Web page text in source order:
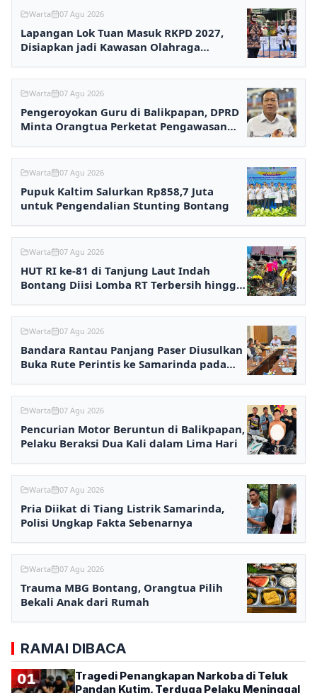
Warta 07 Agu 2026
Lapangan Lok Tuan Masuk RKPD 2027,
Disiapkan jadi Kawasan Olahraga
Warta 07 Agu 2026
Pengeroyokan Guru di Balikpapan, DPRD
Minta Orangtua Perketat Pengawasan
Warta 07 Agu 2026
Pupuk Kaltim Salurkan Rp858,7 Juta
untuk Pengendalian Stunting Bontang
Warta 07 Agu 2026
HUT RI ke-81 di Tanjung Laut Indah
Bontang Diisi Lomba RT Terbersih hingga
Warta 07 Agu 2026
Bandara Rantau Panjang Paser Diusulkan
Buka Rute Perintis ke Samarinda pada
Warta 07 Agu 2026
Pencurian Motor Beruntun di Balikpapan,
Pelaku Beraksi Dua Kali dalam Lima Hari
Warta 07 Agu 2026
Pria Diikat di Tiang Listrik Samarinda,
Polisi Ungkap Fakta Sebenarnya
Warta 07 Agu 2026
Trauma MBG Bontang, Orangtua Pilih
Bekali Anak dari Rumah
RAMAI DIBACA
01
Tragedi Penangkapan Narkoba di Teluk
Pandan Kutim, Terduga Pelaku Meninggal